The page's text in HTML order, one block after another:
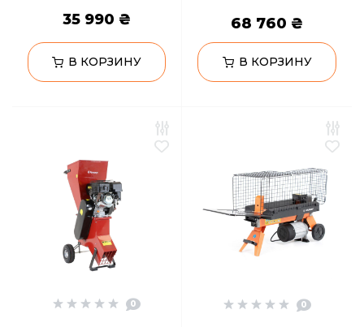
35 990 ₴
В КОРЗИНУ
68 760 ₴
В КОРЗИНУ
0 0